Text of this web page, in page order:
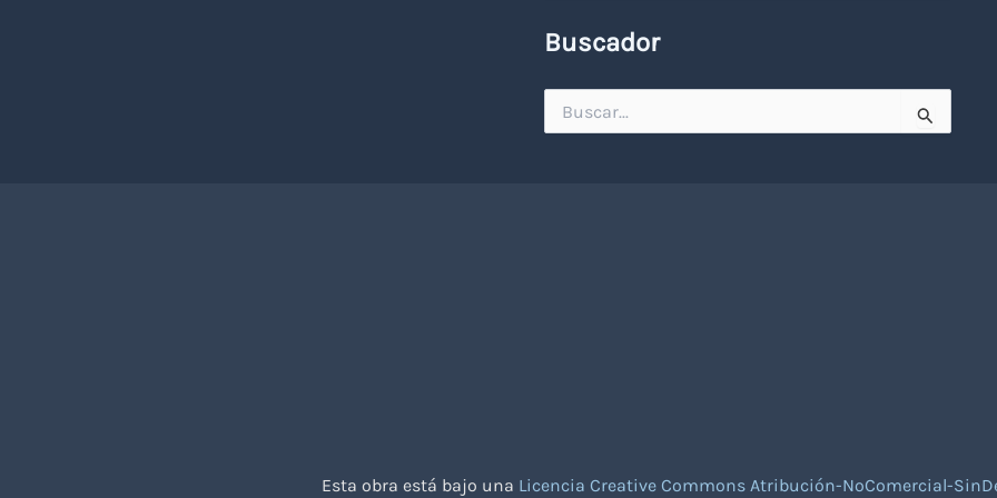
Buscador
por:
Esta obra está bajo una Licencia Creative Commons Atribución-NoComercial-